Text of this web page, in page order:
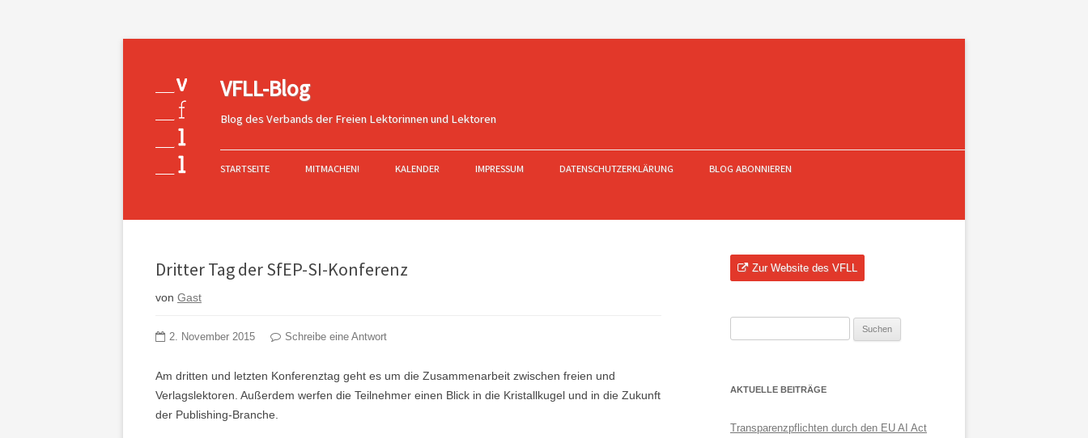
VFLL-Blog
Blog des Verbands der Freien Lektorinnen und Lektoren
Inhalt
STARTSEITE MITMACHEN! KALENDER IMPRESSUM DATENSCHUTZERKLÄRUNG BLOG ABONNIEREN
Dritter Tag der SfEP-SI-Konferenz
von Gast
2. November 2015 Schreibe eine Antwort
Am dritten und letzten Konferenztag geht es um die Zusammenarbeit zwischen freien und
Verlagslektoren. Außerdem werfen die Teilnehmer einen Blick in die Kristallkugel und in die Zukunft
der Publishing-Branche.
Zur Website des VFLL
AKTUELLE BEITRÄGE
Transparenzpflichten durch den EU AI Act